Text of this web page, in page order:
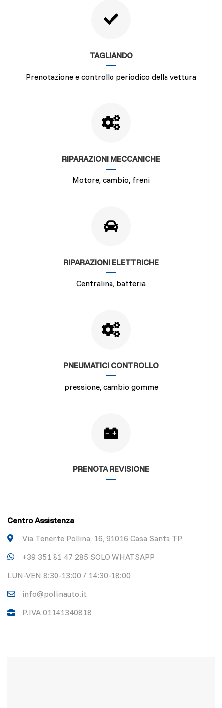
TAGLIANDO
Prenotazione e controllo periodico della vettura
RIPARAZIONI MECCANICHE
Motore, cambio, freni
RIPARAZIONI ELETTRICHE
Centralina, batteria
PNEUMATICI CONTROLLO
pressione, cambio gomme
PRENOTA REVISIONE
Centro Assistenza
Via Tenente Pollina, 16, 91016 Casa Santa TP
+39 351 81 47 285 SOLO WHATSAPP
LUN-VEN 8:30-13:00 / 14:30-18:00
info@pollinauto.it
P.IVA 01141340818